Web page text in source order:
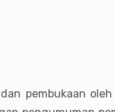
pembukaan